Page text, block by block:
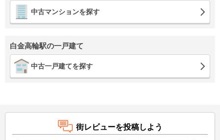
中古マンションを探す
白金高輪駅の一戸建て
中古一戸建てを探す
街レビューを投稿しよう